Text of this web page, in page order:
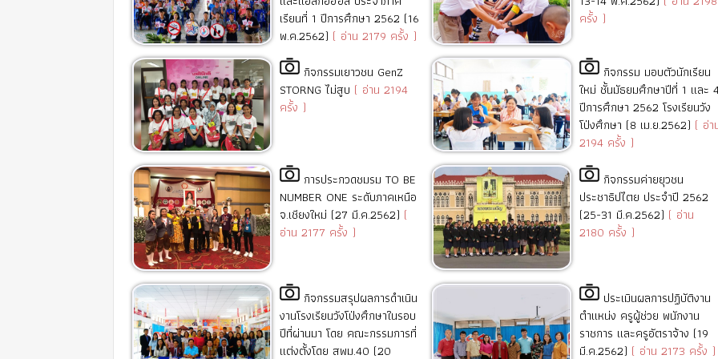
เรียนที่ 1 ปีการศึกษา 2562 (16
พ.ค.2562) ( อ่าน 2179 ครั้ง )
ครั้ง )
กิจกรรมเยาวชน GenZ
STORNG ไม่สูบ ( อ่าน 2194
ครั้ง )
กิจกรรม มอบตัวนักเรียน
ใหม่ ชั้นมัธยมศึกษาปีที่ 1 และ
ปีการศึกษา 2562 โรงเรียนวัง
โป่งศึกษา (8 เม.ย.2562) ( อ่า
2194 ครั้ง )
การประกวดชมรม TO BE
NUMBER ONE ระดับภาคเหนือ
จ.เชียงใหม่ (27 มี.ค.2562) (
อ่าน 2177 ครั้ง )
กิจกรรมค่ายยุวชน
ประชาธิปไตย ประจำปี 2562
(25-31 มี.ค.2562) ( อ่าน
2180 ครั้ง )
กิจกรรมสรุปผลการดำเนิน
งานโรงเรียนวังโป่งศึกษาในรอบ
ปีที่ผ่านมา โดย คณะกรรมการที่
แต่งตั้งโดย สพม.40 (20
ประเมินผลการปฏิบัติงาน
ตำแหน่ง ครูผู้ช่วย พนักงาน
ราชการ และครูอัตราจ้าง (19
มี.ค.2562) ( อ่าน 2173 ครั้ง )